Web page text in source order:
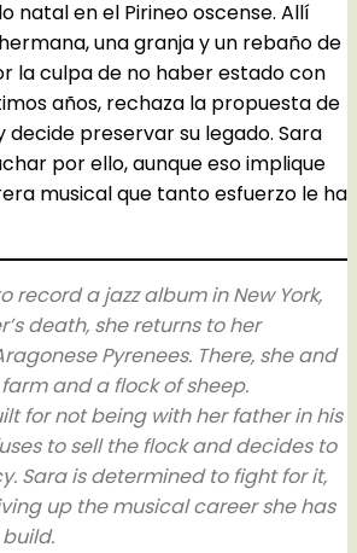
natal en el Pirineo oscense. Allí
una granja y un rebaño de
la culpa de no haber estado con
años, rechaza la propuesta de
preservar su legado. Sara
por ello, aunque eso implique
musical que tanto esfuerzo le ha
record a jazz album in New York,
death, she returns to her
Pyrenees. There, she and
and a flock of sheep.
for not being with her father in his
to sell the flock and decides to
Sara is determined to fight for it,
up the musical career she has